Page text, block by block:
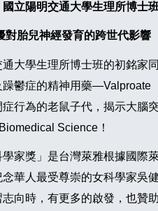
立陽明交通大學生理所博士
對胎兒神經發育的跨世代影
大學生理所博士班的初銘家
鬱症的精神用藥—Valproate
行為的老鼠子代，揭示大腦
Science！
學家獎」是台灣萊雅根據國際
華人最受尊崇的女科學家吳
向時，有更多的啟發，也贊